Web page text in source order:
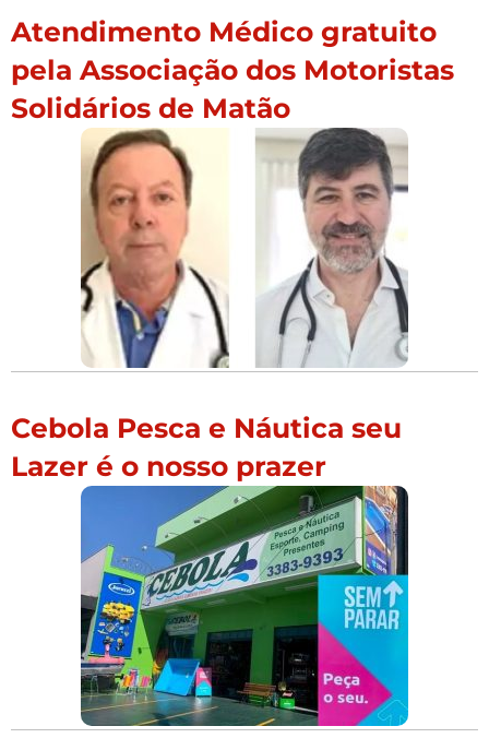
Atendimento Médico gratuito
pela Associação dos Motoristas
Solidários de Matão
Cebola Pesca e Náutica seu
Lazer é o nosso prazer